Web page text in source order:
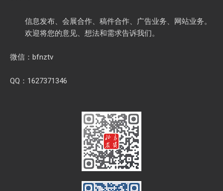
信息发布、会展合作、稿件合作、广告业务、网站业务。
欢迎将您的意见、想法和需求告诉我们。
微信：bfnztv
QQ：1627371346